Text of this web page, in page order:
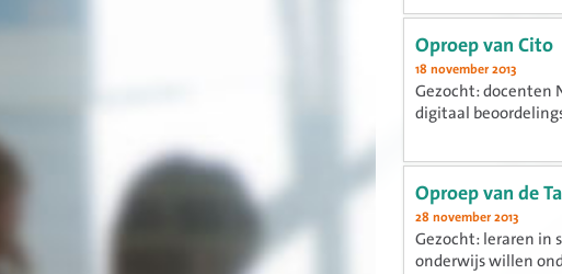
Oproep van Cito
18 november 2013
Gezocht: docenten
digitaal
Oproep van de
28 november 2013
Gezocht: leraren in
onderwijs willen